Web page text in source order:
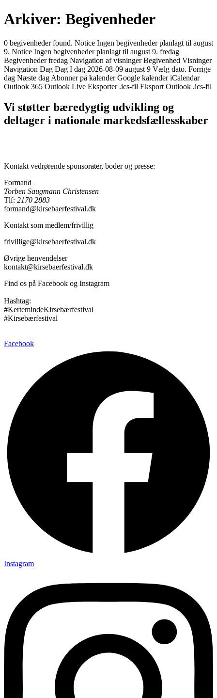
Arkiver: Begivenheder
0 begivenheder found. Notice Ingen begivenheder planlagt til august
9. Notice Ingen begivenheder planlagt til august 9. fredag
Begivenheder fredag Navigation af visninger Begivenhed Visninger
Navigation Dag Dag I dag 2026-08-09 august 9 Vælg dato. Forrige
dag Næste dag Abonner på kalender Google kalender iCalendar
Outlook 365 Outlook Live Eksporter .ics-fil Eksport Outlook .ics-fil
Vi støtter bæredygtig udvikling og
deltager i nationale markedsfællesskaber
Kontakt vedrørende sponsorater, boder og presse:
Formand
Torben Saugmann Christensen
Tlf: 2170 2883
formand@kirsebaerfestival.dk
Kontakt som medlem/frivillig
frivillige@kirsebaerfestival.dk
Øvrige henvendelser
kontakt@kirsebaerfestival.dk
Find os på Facebook og Instagram
Hashtag:
#KertemindeKirsebærfestival
#Kirsebærfestival
Facebook
Instagram